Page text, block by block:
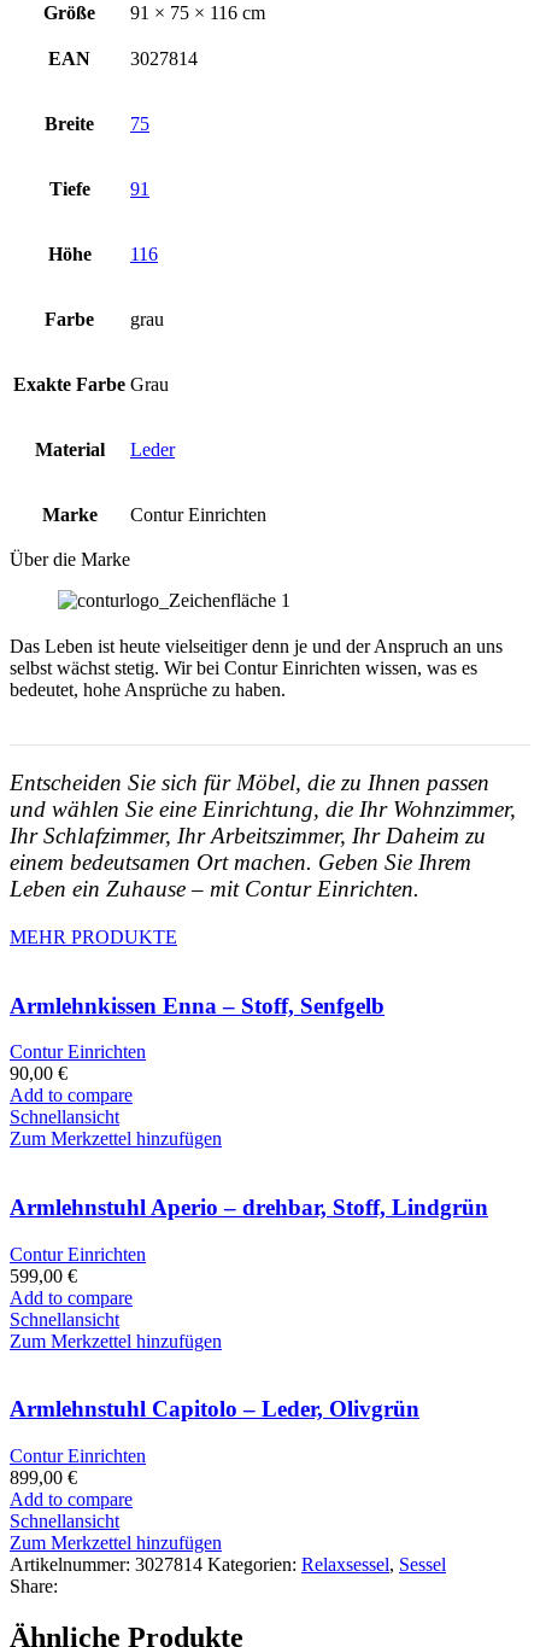
Größe
91 × 75 × 116 cm
EAN 3027814
Breite 75
Tiefe 91
Höhe 116
Farbe grau
Exakte Farbe Grau
Material Leder
Marke Contur Einrichten
Über die Marke
Das Leben ist heute vielseitiger denn je und der Anspruch an uns
selbst wächst stetig. Wir bei Contur Einrichten wissen, was es
bedeutet, hohe Ansprüche zu haben.
Entscheiden Sie sich für Möbel, die zu Ihnen passen
und wählen Sie eine Einrichtung, die Ihr Wohnzimmer,
Ihr Schlafzimmer, Ihr Arbeitszimmer, Ihr Daheim zu
einem bedeutsamen Ort machen. Geben Sie Ihrem
Leben ein Zuhause – mit Contur Einrichten.
MEHR PRODUKTE
Armlehnkissen Enna – Stoff, Senfgelb
Contur Einrichten
90,00 €
Add to compare
Schnellansicht
Zum Merkzettel hinzufügen
Armlehnstuhl Aperio – drehbar, Stoff, Lindgrün
Contur Einrichten
599,00 €
Add to compare
Schnellansicht
Zum Merkzettel hinzufügen
Armlehnstuhl Capitolo – Leder, Olivgrün
Contur Einrichten
899,00 €
Add to compare
Schnellansicht
Zum Merkzettel hinzufügen
Artikelnummer: 3027814 Kategorien: Relaxsessel, Sessel
Share:
Ähnliche Produkte